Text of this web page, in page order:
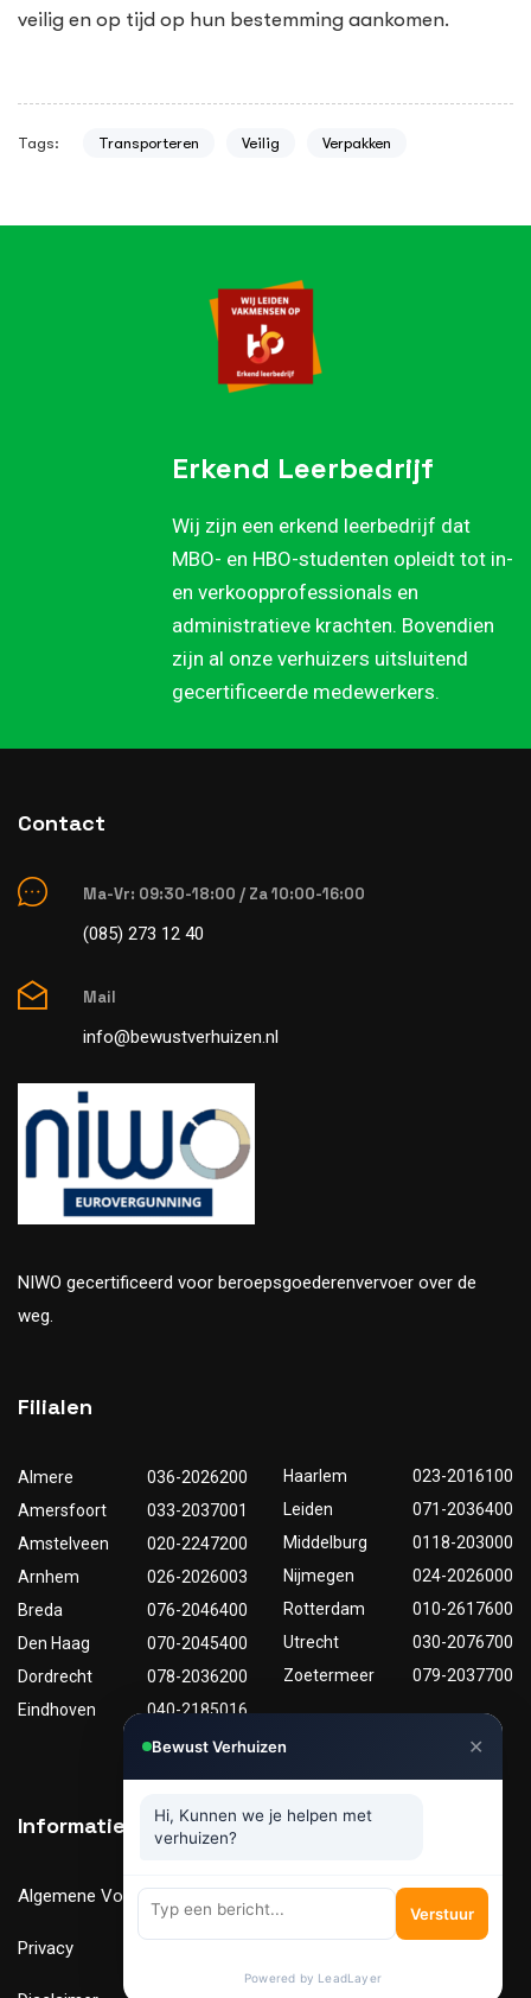
veilig en op tijd op hun bestemming aankomen.
Tags: Transporteren Veilig Verpakken
Erkend Leerbedrijf
Wij zijn een erkend leerbedrijf dat
MBO- en HBO-studenten opleidt tot in-
en verkoopprofessionals en
administratieve krachten. Bovendien
zijn al onze verhuizers uitsluitend
gecertificeerde medewerkers.
Contact
Ma-Vr: 09:30-18:00 / Za 10:00-16:00
(085) 273 12 40
Mail
info@bewustverhuizen.nl
NIWO gecertificeerd voor beroepsgoederenvervoer over de
weg.
Filialen
Almere
036-2026200
Amersfoort
033-2037001
Amstelveen
020-2247200
Arnhem
026-2026003
Breda
076-2046400
Den Haag
070-2045400
Dordrecht
078-2036200
Eindhoven
040-2185016
Haarlem
023-2016100
Leiden
071-2036400
Middelburg
0118-203000
Nijmegen
024-2026000
Rotterdam
010-2617600
Utrecht
030-2076700
Zoetermeer
079-2037700
Informatie
Algemene Voorwaarden
Privacy
Nuttige links
Tarieven
Bewust Verhuizen ✕
Hi, Kunnen we je helpen met
verhuizen?
Verstuur
Powered by LeadLayer